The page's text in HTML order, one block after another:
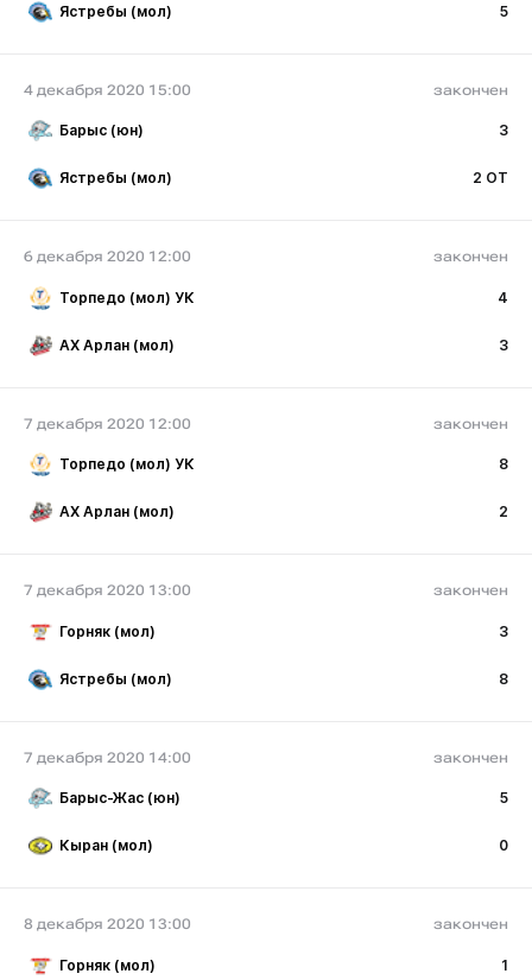
Ястребы (мол) 5
4 декабря 2020 15:00 закончен
Барыс (юн) 3
Ястребы (мол) 2 ОТ
6 декабря 2020 12:00 закончен
Торпедо (мол) УК 4
АХ Арлан (мол) 3
7 декабря 2020 12:00 закончен
Торпедо (мол) УК 8
АХ Арлан (мол) 2
7 декабря 2020 13:00 закончен
Горняк (мол) 3
Ястребы (мол) 8
7 декабря 2020 14:00 закончен
Барыс-Жас (юн) 5
Кыран (мол) 0
8 декабря 2020 13:00 закончен
Горняк (мол) 1